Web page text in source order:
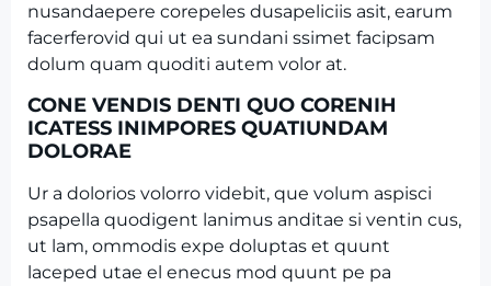
nusandaepere corepeles dusapeliciis asit, earum
facerferovid qui ut ea sundani ssimet facipsam
dolum quam quoditi autem volor at.
CONE VENDIS DENTI QUO CORENIH
ICATESS INIMPORES QUATIUNDAM
DOLORAE
Ur a dolorios volorro videbit, que volum aspisci
psapella quodigent lanimus anditae si ventin cus,
ut lam, ommodis expe doluptas et quunt
laceped utae el enecus mod quunt pe pa